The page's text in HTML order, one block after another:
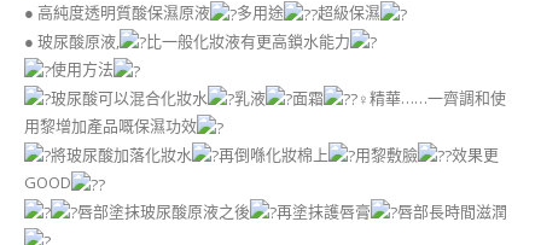
● 高純度透明質酸保濕原液
多用途
超級保濕
● 玻尿酸原液,
比一般化妝液有更高鎖水能力
使用方法
玻尿酸可以混合化妝水
乳液 面霜
精華……一齊調和使
用黎增加產品嘅保濕功效
將玻尿酸加落化妝水
再倒喺化妝棉上 用黎敷臉
效果更
GOOD
唇部塗抹玻尿酸原液之後
再塗抹護唇膏 唇部長時間滋潤